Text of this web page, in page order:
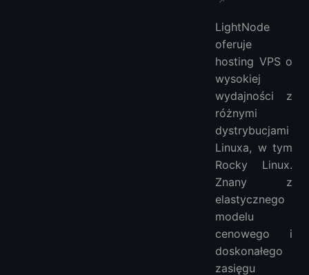
LightNode
oferuje
hosting VPS o
wysokiej
wydajności z
różnymi
dystrybucjami
Linuxa, w tym
Rocky Linux.
Znany z
elastycznego
modelu
cenowego i
doskonałego
zasięgu